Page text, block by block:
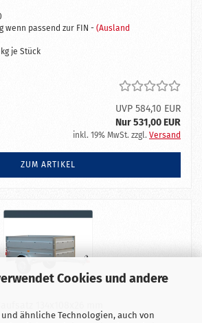
Cookies und andere
ähnliche Technologien, auch von
wenn passend zur FIN - (Ausland
kg je Stück
UVP 584,10 EUR
Nur 531,00 EUR
inkl. 19% MwSt. zzgl. Versand
ZUM ARTIKEL